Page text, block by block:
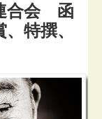
合会 函
特撰、